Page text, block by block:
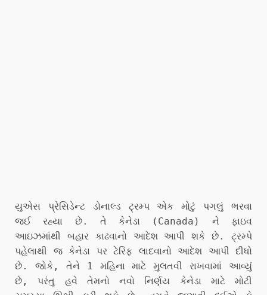
યુએસ પ્રેસિડેન્ટ ડોનાલ્ડ ટ્રમ્પ એક મોટું પગલું ભરવા
જઈ રહ્યા છે. તે કેનેડા (Canada) ને ફાઇવ
આઇઝમાંથી બહાર કાઢવાનો આદેશ આપી શકે છે. ટ્રમ્પે
પહેલાથી જ કેનેડા પર ટેરિફ લાદવાનો આદેશ આપી દીધો
છે. જોકે, તેને 1 મહિના માટે મુલતવી રાખવામાં આવ્યું
છે, પરંતુ હવે તેમનો નવો નિર્ણય કેનેડા માટે મોટી